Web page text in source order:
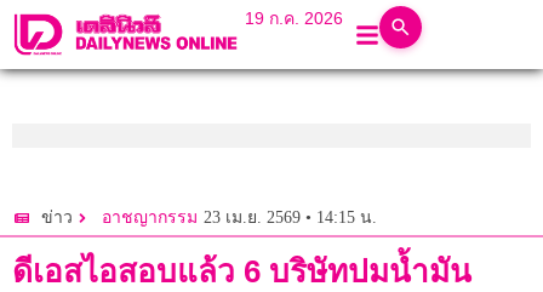
19 ก.ค. 2026
ข่าว อาชญากรรม 23 เม.ย. 2569 • 14:15 น.
ดีเอสไอสอบแล้ว 6 บริษัทปมน้ำมัน